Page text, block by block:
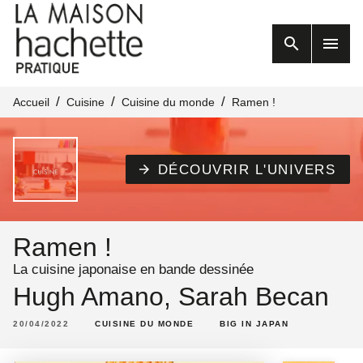
MENU
RECHERCHE
CONTENU
search menu
Accueil / Cuisine / Cuisine du monde / Ramen !
arrow_forward DÉCOUVRIR L'UNIVERS
Ramen !
La cuisine japonaise en bande dessinée
Hugh Amano, Sarah Becan
20/04/2022 CUISINE DU MONDE BIG IN JAPAN